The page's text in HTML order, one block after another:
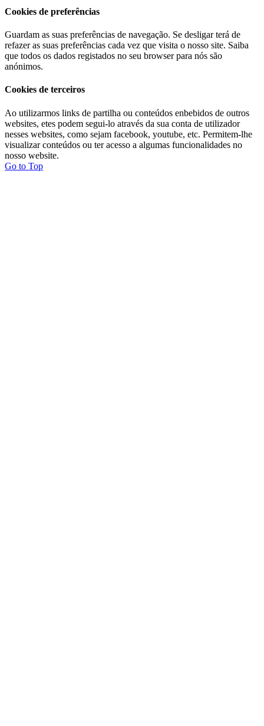
Cookies de preferências
Guardam as suas preferências de navegação. Se desligar terá de
refazer as suas preferências cada vez que visita o nosso site. Saiba
que todos os dados registados no seu browser para nós são
anónimos.
Cookies de terceiros
Ao utilizarmos links de partilha ou conteúdos enbebidos de outros
websites, etes podem segui-lo através da sua conta de utilizador
nesses websites, como sejam facebook, youtube, etc. Permitem-lhe
visualizar conteúdos ou ter acesso a algumas funcionalidades no
nosso website.
Go to Top